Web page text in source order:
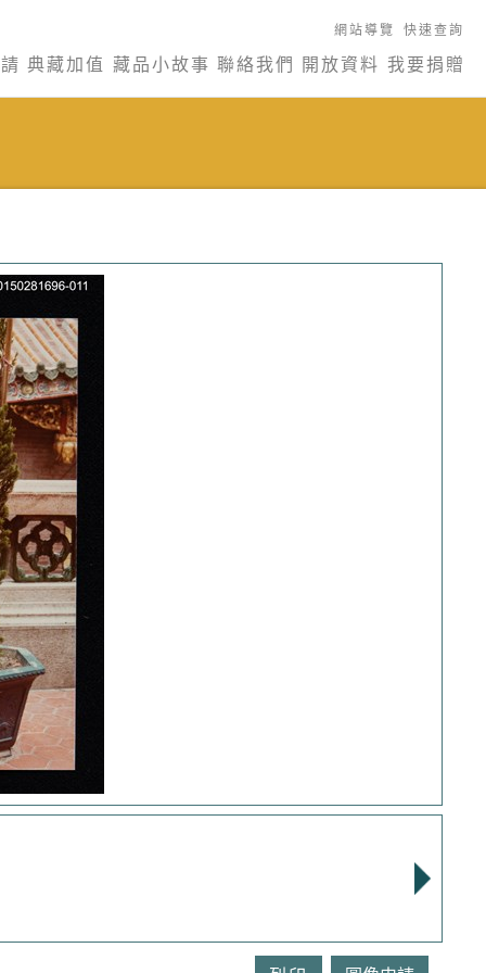
網站導覽 快速查詢
典藏加值 藏品小故事 聯絡我們 開放資料 我要捐贈